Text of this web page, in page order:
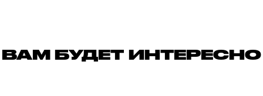
ВАМ БУДЕТ ИНТЕРЕСНО